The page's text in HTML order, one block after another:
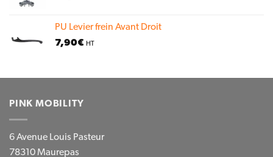
PU Levier frein Avant Droit
7,90€ HT
PINK MOBILITY
6 Avenue Louis Pasteur
78310 Maurepas